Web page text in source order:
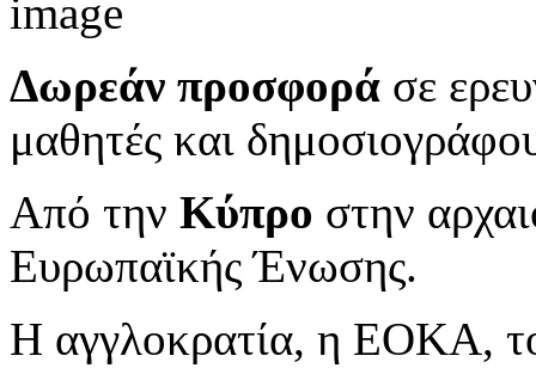
Δωρεάν προσφορά σε
μαθητές και
Από την Κύπρο στην
Ευρωπαϊκής Ένωσης.
Η αγγλοκρατία, η ΕΟΚΑ,